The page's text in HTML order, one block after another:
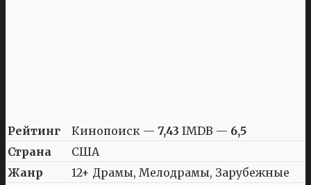
Рейтинг Кинопоиск — 7,43 IMDB — 6,5
Страна
США
Жанр
12+ Драмы, Мелодрамы, Зарубежные